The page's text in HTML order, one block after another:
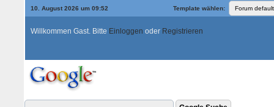
10. August 2026 um 09:52 Template wählen:
Willkommen Gast. Bitte Einloggen oder Registrieren